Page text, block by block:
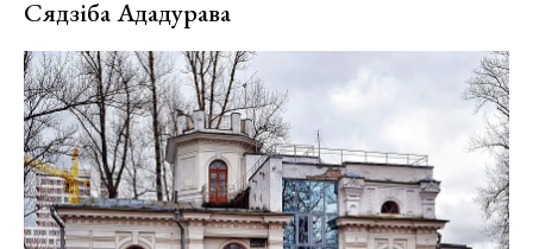
Сядзіба Ададурава